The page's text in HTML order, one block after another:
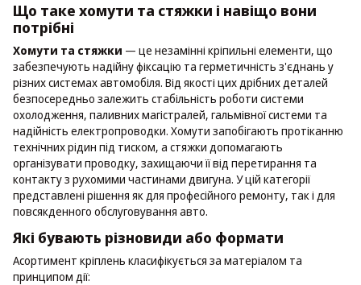
Що таке хомути та стяжки і навіщо вони
потрібні
Хомути та стяжки — це незамінні кріпильні елементи, що
забезпечують надійну фіксацію та герметичність з'єднань у
різних системах автомобіля. Від якості цих дрібних деталей
безпосередньо залежить стабільність роботи системи
охолодження, паливних магістралей, гальмівної системи та
надійність електропроводки. Хомути запобігають протіканню
технічних рідин під тиском, а стяжки допомагають
організувати проводку, захищаючи її від перетирання та
контакту з рухомими частинами двигуна. У цій категорії
представлені рішення як для професійного ремонту, так і для
повсякденного обслуговування авто.
Які бувають різновиди або формати
Асортимент кріплень класифікується за матеріалом та
принципом дії: